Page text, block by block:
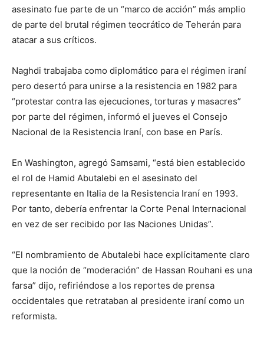
asesinato fue parte de un “marco de acción” más amplio
de parte del brutal régimen teocrático de Teherán para
atacar a sus críticos.
Naghdi trabajaba como diplomático para el régimen iraní
pero desertó para unirse a la resistencia en 1982 para
“protestar contra las ejecuciones, torturas y masacres”
por parte del régimen, informó el jueves el Consejo
Nacional de la Resistencia Iraní, con base en París.
En Washington, agregó Samsami, “está bien establecido
el rol de Hamid Abutalebi en el asesinato del
representante en Italia de la Resistencia Iraní en 1993.
Por tanto, debería enfrentar la Corte Penal Internacional
en vez de ser recibido por las Naciones Unidas”.
“El nombramiento de Abutalebi hace explícitamente claro
que la noción de “moderación” de Hassan Rouhani es una
farsa” dijo, refiriéndose a los reportes de prensa
occidentales que retrataban al presidente iraní como un
reformista.